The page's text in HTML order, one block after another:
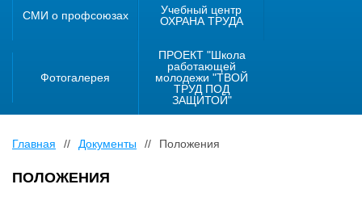
СМИ о профсоюзах
Учебный центр
ОХРАНА ТРУДА
Фотогалерея
ПРОЕКТ "Школа
работающей
молодежи "ТВОЙ
ТРУД ПОД
ЗАЩИТОЙ"
Главная // Документы // Положения
ПОЛОЖЕНИЯ